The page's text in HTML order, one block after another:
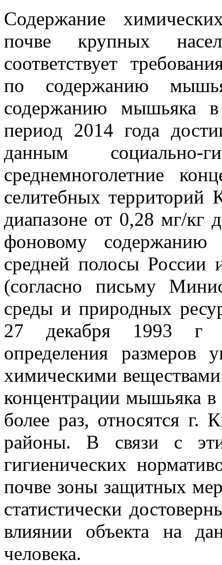
Содержание
почве крупных
соответствует
по содержанию
содержанию мышьяка
период 2014 года
данным социально-
среднемноголетние
селитебных территорий
диапазоне от 0,28 мг/кг
фоновому содержанию
средней полосы России
(согласно письму
среды и природных
27 декабря 1993 г
определения размеров
химическими
концентрации мышьяка
более раз, относятся г.
районы. В связи с
гигиенических
почве зоны защитных
статистически
влиянии объекта на
человека.